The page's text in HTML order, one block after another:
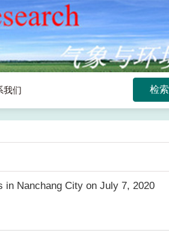
我们 检索
Nanchang City on July 7, 2020